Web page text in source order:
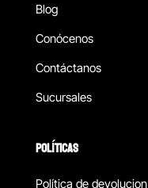
Blog
Conócenos
Contáctanos
Sucursales
POLÍTICAS
Política de devolucion